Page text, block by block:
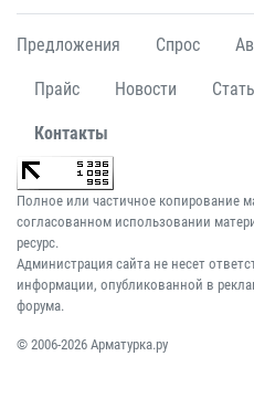
Предложения Спрос
Прайс Новости
Контакты
Полное или частичное копирование
согласованном использовании
ресурс.
Администрация сайта не несет
информации, опубликованной в
форума.
© 2006-2026 Арматурка.ру